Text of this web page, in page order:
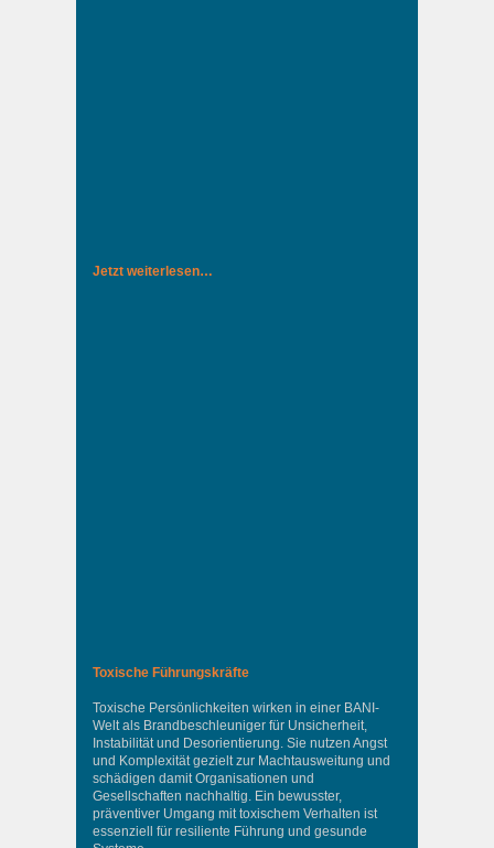
Jetzt weiterlesen…
Toxische Führungskräfte
Toxische Persönlichkeiten wirken in einer BANI-
Welt als Brandbeschleuniger für Unsicherheit,
Instabilität und Desorientierung. Sie nutzen Angst
und Komplexität gezielt zur Machtausweitung und
schädigen damit Organisationen und
Gesellschaften nachhaltig. Ein bewusster,
präventiver Umgang mit toxischem Verhalten ist
essenziell für resiliente Führung und gesunde